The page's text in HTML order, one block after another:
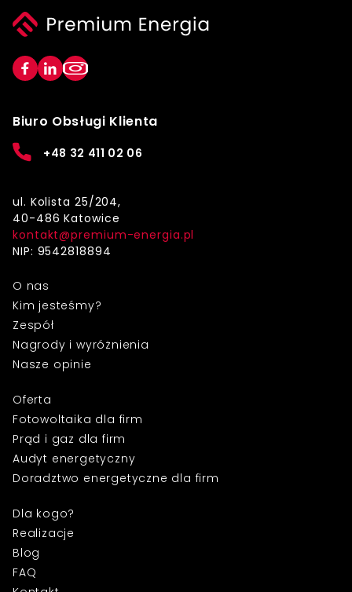
Biuro Obsługi Klienta
+48 32 411 02 06
ul. Kolista 25/204,
40-486 Katowice
kontakt@premium-energia.pl
NIP: 9542818894
O nas
Kim jesteśmy?
Zespół
Nagrody i wyróżnienia
Nasze opinie
Oferta
Fotowoltaika dla firm
Prąd i gaz dla firm
Audyt energetyczny
Doradztwo energetyczne dla firm
Dla kogo?
Realizacje
Blog
FAQ